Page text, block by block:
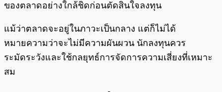
ของตลาดอย่างใกล้ชิดก่อนตัดสินใจลงทุน
แม้ว่าตลาดจะอยู่ในภาวะเป็นกลาง แต่ก็ไม่ได้
หมายความว่าจะไม่มีความผันผวน นักลงทุนควร
ระมัดระวังและใช้กลยุทธ์การจัดการความเสี่ยงที่เหมาะ
สม